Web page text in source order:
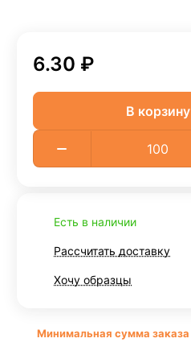
6.30 ₽
В корзину
Есть в наличии
Рассчитать доставку
Хочу образцы
Минимальная сумма заказа